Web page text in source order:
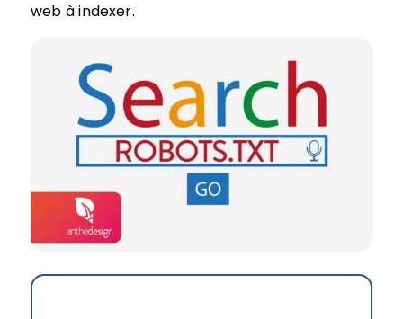
web à indexer.